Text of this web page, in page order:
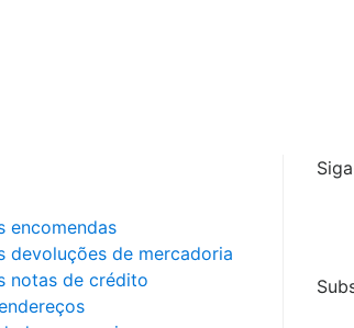
encomendas
devoluções de mercadoria
notas de crédito